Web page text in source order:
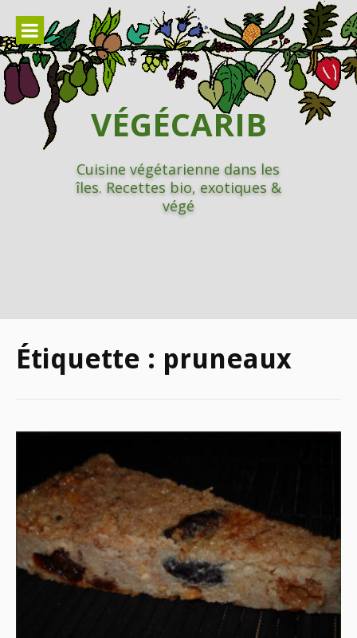
contenu
VÉGÉCARIB
Cuisine végétarienne dans les
îles. Recettes bio, exotiques &
végé
Étiquette : pruneaux